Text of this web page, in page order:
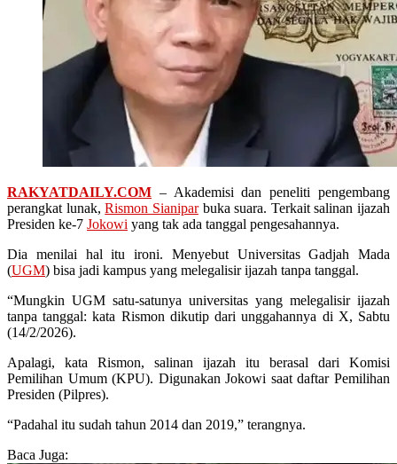
RAKYATDAILY.COM – Akademisi dan peneliti pengembang
perangkat lunak,Rismon Sianiparbuka suara. Terkait salinan ijazah
Presiden ke-7 Jokowi yang tak ada tanggal pengesahannya.
Dia menilai hal itu ironi. Menyebut Universitas Gadjah Mada
(UGM) bisa jadi kampus yang melegalisir ijazah tanpa tanggal.
“Mungkin UGM satu-satunya universitas yang melegalisir ijazah
tanpa tanggal: kata Rismon dikutip dari unggahannya di X, Sabtu
(14/2/2026).
Apalagi, kata Rismon, salinan ijazah itu berasal dari Komisi
Pemilihan Umum (KPU). Digunakan Jokowi saat daftar Pemilihan
Presiden (Pilpres).
“Padahal itu sudah tahun 2014 dan 2019,” terangnya.
Baca Juga: